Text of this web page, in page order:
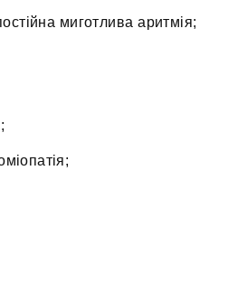
миготлива аритмія;